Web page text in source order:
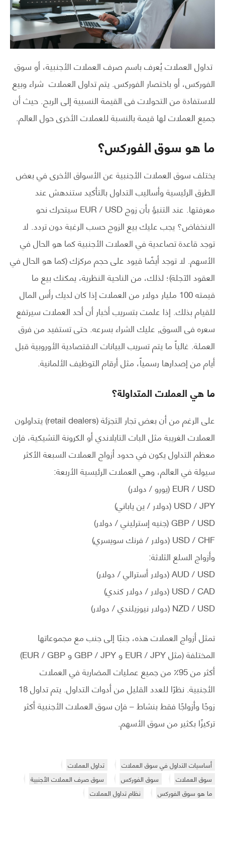
تداول العملات يُعرف باسم صرف العملات الأجنبية، أو سوق
الفوركس، أو باختصار الفوركس. يتم تداول العملات شراء وبيع
للاستفادة من التحولات فى القيمة النسبية إلى الربح. حيث أن
جميع العملات لها قيمة بالنسبة للعملات الأخرى حول العالم.
ما هو سوق الفوركس؟
يختلف سوق العملات الأجنبية عن الأسواق الأخرى في بعض
الطرق الرئيسية وأساليب التداول بالتأكيد ستندهش عند
معرفتها. عند التنبؤ بأن زوج EUR / USD سيتحرك نحو
الانخفاض؟ يجب عليك بيع الزوج حسب الرغبة دون تردد. لا
توجد قاعدة تصاعدية في العملات الأجنبية كما هو الحال في
الأسهم. لا توجد أيضًا قيود على حجم مركزك (كما هو الحال في
العقود الآجلة)؛ لذلك، من الناحية النظرية، يمكنك بيع ما
قيمته 100 مليار دولار من العملات إذا كان لديك رأس المال
للقيام بذلك. إذا علمت بتسريب أخبار أن أحد العملات سيرتفع
سعره فى السوق, عليك الشراء بسرعه. حتى تستفيد من فرق
العملة. غالباً ما يتم تسريب البيانات الاقتصادية الأوروبية قبل
أيام من إصدارها رسمياً، مثل أرقام التوظيف الألمانية.
ما هي العملات المتداولة؟
على الرغم من أن بعض تجار التجزئة (retail dealers) يتداولون
العملات الغريبة مثل البات التايلاندي أو الكرونة التشيكية، فإن
معظم التداول يكون في حدود أزواج العملات السبعة الأكثر
سيولة في العالم، وهي العملات الرئيسية الأربعة:
EUR / USD (يورو / دولار)
USD / JPY (دولار / ين ياباني)
GBP / USD (جنيه إسترليني / دولار)
USD / CHF (دولار / فرنك سويسري)
وأزواج السلع الثلاثة:
AUD / USD (دولار أسترالي / دولار)
USD / CAD (دولار / دولار كندي)
NZD / USD (دولار نيوزيلندي / دولار)
تمثل أزواج العملات هذه، جنبًا إلى جنب مع مجموعاتها
المختلفة (مثل EUR / JPY و GBP / JPY و EUR / GBP)
أكثر من 95٪ من جميع عمليات المضاربة في العملات
الأجنبية. نظرًا للعدد القليل من أدوات التداول. يتم تداول 18
زوجًا وأزواجًا فقط بنشاط – فإن سوق العملات الأجنبية أكثر
تركيزًا بكثير من سوق الأسهم.
أساسيات التداول في سوق العملات
تداول العملات
سوق العملات
سوق الفوركس
سوق صرف العملات الأجنبية
ما هو سوق الفوركس
نظام تداول العملات